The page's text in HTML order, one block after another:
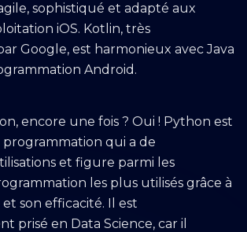
sophistiqué et adapté aux
iOS. Kotlin, très
Google, est harmonieux avec Java
Android.
encore une fois ? Oui ! Python est
qui a de
et figure parmi les
les plus utilisés grâce à
son efficacité. Il est
prisé en Data Science, car il